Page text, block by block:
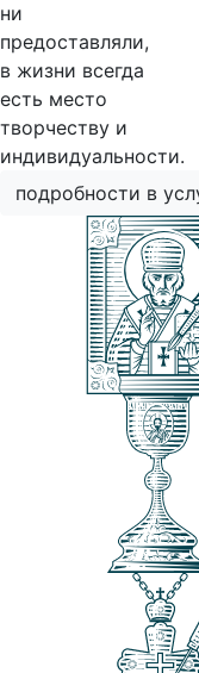
ни
предоставляли,
в жизни всегда
есть место
творчеству и
индивидуальности.
подробности в